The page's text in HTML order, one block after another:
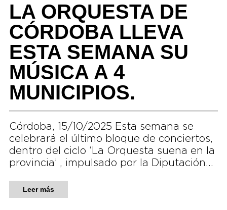
LA ORQUESTA DE
CÓRDOBA LLEVA
ESTA SEMANA SU
MÚSICA A 4
MUNICIPIOS.
Córdoba, 15/10/2025 Esta semana se
celebrará el último bloque de conciertos,
dentro del ciclo ‘La Orquesta suena en la
provincia’ , impulsado por la Diputación…
Leer más